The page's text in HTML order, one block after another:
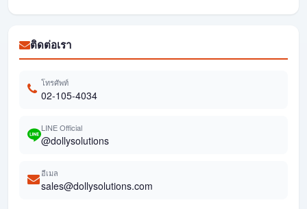
ติดต่อเรา
โทรศัพท์
02-105-4034
LINE Official
@dollysolutions
อีเมล
sales@dollysolutions.com